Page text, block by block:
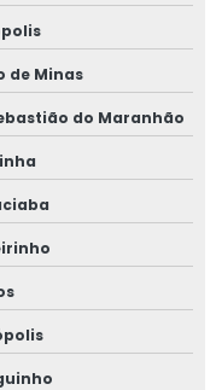
de Minas
do Maranhão